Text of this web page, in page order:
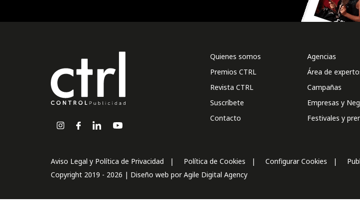
Quienes somos
Premios CTRL
Revista CTRL
Suscríbete
Contacto
Agencias
Área de
Campañas
Empresas y
Festivales y
Aviso Legal y Política de Privacidad Política de Cookies Configurar Cookies
Copyright 2019 - 2026 | Diseño web porAgile Digital Agency